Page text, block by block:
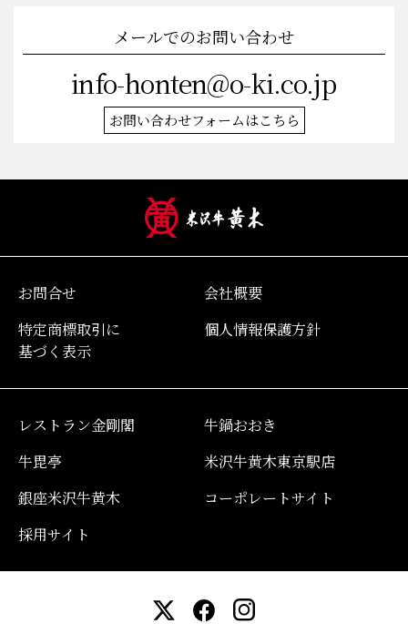
メールでのお問い合わせ
info-honten@o-ki.co.jp
お問い合わせフォームはこちら
お問合せ
会社概要
特定商標取引に
基づく表示
個人情報保護方針
レストラン金剛閣
牛鍋おおき
牛毘亭
米沢牛黄木東京駅店
銀座米沢牛黄木
コーポレートサイト
採用サイト